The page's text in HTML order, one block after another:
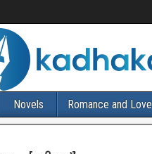
Novels Romance and